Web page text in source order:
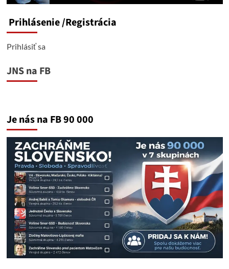
Prihlásenie/Registrácia
Prihlásiť sa
JNS na FB
Je nás na FB 90 000